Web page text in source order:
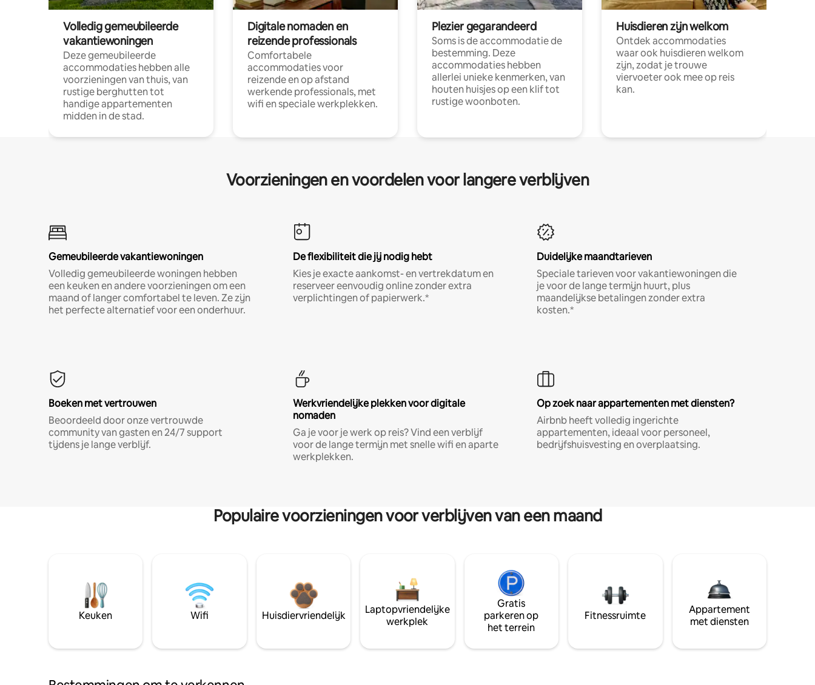
Volledig gemeubileerde
vakantiewoningen
Deze gemeubileerde
accommodaties hebben alle
voorzieningen van thuis, van
rustige berghutten tot
handige appartementen
midden in de stad.
Digitale nomaden en
reizende professionals
Comfortabele
accommodaties voor
reizende en op afstand
werkende professionals, met
wifi en speciale werkplekken.
Plezier gegarandeerd
Soms is de accommodatie de
bestemming. Deze
accommodaties hebben
allerlei unieke kenmerken, van
houten huisjes op een klif tot
rustige woonboten.
Huisdieren zijn welkom
Ontdek accommodaties
waar ook huisdieren welkom
zijn, zodat je trouwe
viervoeter ook mee op reis
kan.
Voorzieningen en voordelen voor langere verblijven
Gemeubileerde vakantiewoningen
Volledig gemeubileerde woningen hebben
een keuken en andere voorzieningen om een
maand of langer comfortabel te leven. Ze zijn
het perfecte alternatief voor een onderhuur.
De flexibiliteit die jij nodig hebt
Kies je exacte aankomst- en vertrekdatum en
reserveer eenvoudig online zonder extra
verplichtingen of papierwerk.*
Duidelijke maandtarieven
Speciale tarieven voor vakantiewoningen die
je voor de lange termijn huurt, plus
maandelijkse betalingen zonder extra
kosten.*
Boeken met vertrouwen
Beoordeeld door onze vertrouwde
community van gasten en 24/7 support
tijdens je lange verblijf.
Werkvriendelijke plekken voor digitale
nomaden
Ga je voor je werk op reis? Vind een verblijf
voor de lange termijn met snelle wifi en aparte
werkplekken.
Op zoek naar appartementen met diensten?
Airbnb heeft volledig ingerichte
appartementen, ideaal voor personeel,
bedrijfshuisvesting en overplaatsing.
Populaire voorzieningen voor verblijven van een maand
Keuken Wifi Huisdiervriendelijk
Laptopvriendelijke
werkplek
Gratis
parkeren op
het terrein
Fitnessruimte
Appartement
met diensten